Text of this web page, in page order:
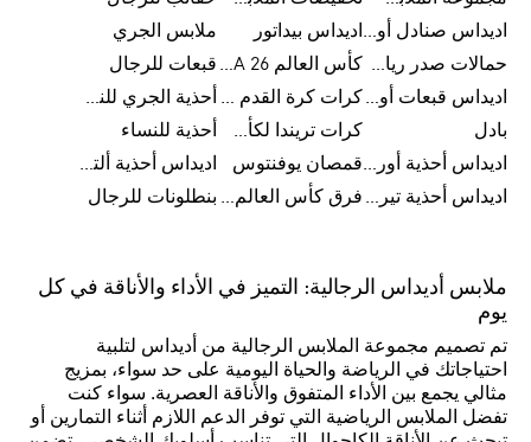
اديداس صنادل أورجينال للنساء اديداس بيداتور
ملابس الجري
حمالات صدر رياضية
كأس العالم FIFA 26™ قبعات للرجال
اديداس قبعات أورجينال للرجال
كرات كرة القدم للرجال
أحذية الجري للنساء
بادل
كرات تريندا لكأس العالم FIFA 26™
أحذية للنساء
اديداس أحذية أورجينال للرجالقمصان يوفنتوس
اديداس أحذية ألترا بوست للرجال
اديداس أحذية تيريكس
فرق كأس العالم FIFA 26™ بنطلونات للرجال
ملابس أديداس الرجالية: التميز في الأداء والأناقة في كل
يوم
تم تصميم مجموعة الملابس الرجالية من أديداس لتلبية
احتياجاتك في الرياضة والحياة اليومية على حد سواء، بمزيج
مثالي يجمع بين الأداء المتفوق والأناقة العصرية. سواء كنت
تفضل الملابس الرياضية التي توفر الدعم اللازم أثناء التمارين أو